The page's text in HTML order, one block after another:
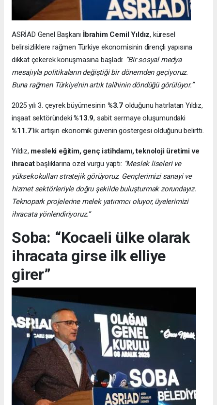
ASRİAD Genel Başkanı İbrahim Cemil Yıldız, küresel
belirsizliklere rağmen Türkiye ekonomisinin dirençli yapısına
dikkat çekerek konuşmasına başladı: “Bir sosyal medya
mesajıyla politikaların değiştiği bir dönemden geçiyoruz.
Buna rağmen Türkiye’nin artık talihinin döndüğü görülüyor.”
2025 yılı 3. çeyrek büyümesinin %3.7 olduğunu hatırlatan Yıldız,
inşaat sektöründeki%13.9, sabit sermaye oluşumundaki
%11.7’lik artışın ekonomik güvenin göstergesi olduğunu belirtti.
Yıldız, mesleki eğitim, genç istihdamı, teknoloji üretimi ve
ihracatbaşlıklarına özel vurgu yaptı: “Meslek liseleri ve
yüksekokulları stratejik görüyoruz. Gençlerimizi sanayi ve
hizmet sektörleriyle doğru şekilde buluşturmak zorundayız.
Teknopark projelerine melek yatırımcı oluyor, üyelerimizi
ihracata yönlendiriyoruz.”
Soba: “Kocaeli ülke olarak
ihracata girse ilk elliye
girer”